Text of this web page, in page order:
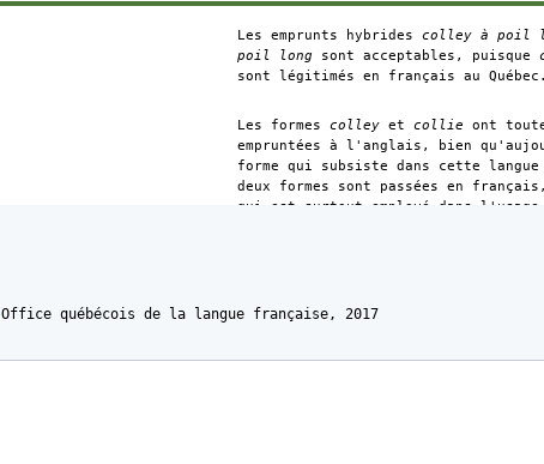
Les emprunts hybrides colley à poil
poil long sont acceptables, puisque
sont légitimés en français au Québec.
Les formes colley et collie ont
empruntées à l'anglais, bien
forme qui subsiste dans cette
deux formes sont passées en
qui est surtout employé dans
Office québécois de la langue française, 2017